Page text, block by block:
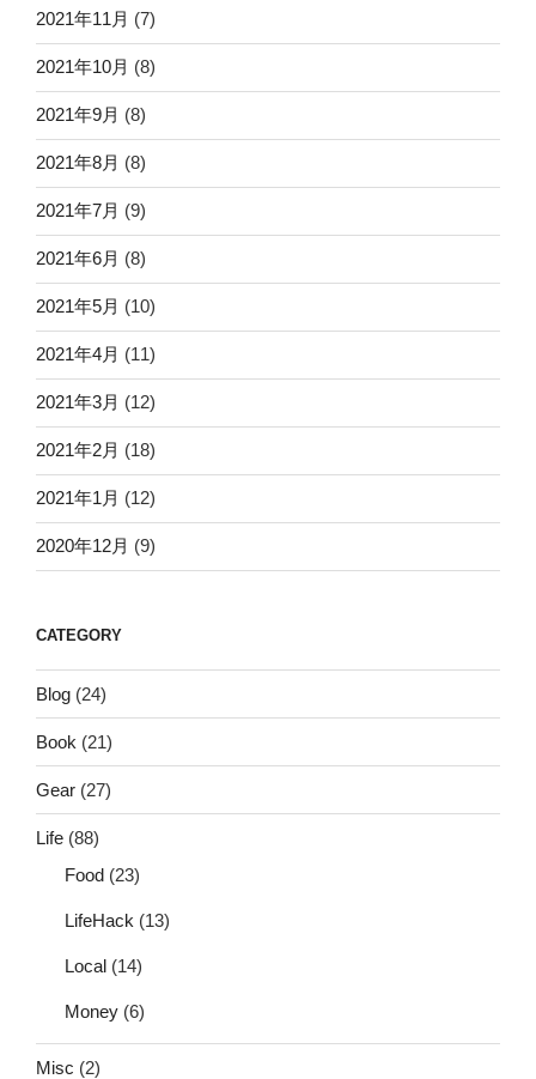
2021年11月 (7)
2021年10月 (8)
2021年9月 (8)
2021年8月 (8)
2021年7月 (9)
2021年6月 (8)
2021年5月 (10)
2021年4月 (11)
2021年3月 (12)
2021年2月 (18)
2021年1月 (12)
2020年12月 (9)
CATEGORY
Blog (24)
Book (21)
Gear (27)
Life (88)
Food (23)
LifeHack (13)
Local (14)
Money (6)
Misc (2)